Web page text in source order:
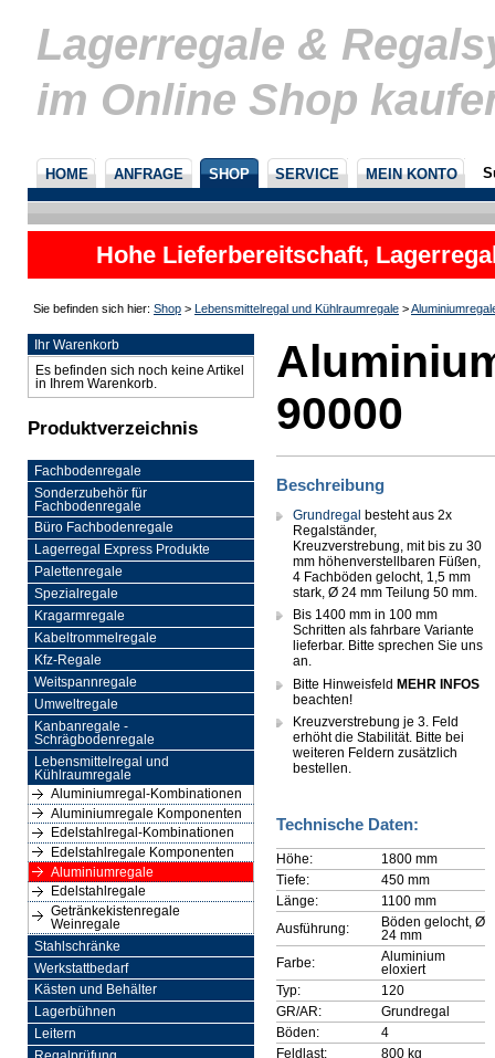
Lagerregale &
im Online Shop
HOME ANFRAGE SHOP SERVICE MEIN KONTO
Hohe Lieferbereitschaft,
nicht
Sie befinden sich hier: Shop > Lebensmittelregal und Kühlraumregale >
Ihr Warenkorb
Es befinden sich noch keine Artikel
in Ihrem Warenkorb.
Produktverzeichnis
Fachbodenregale
Sonderzubehör für
Fachbodenregale
Büro Fachbodenregale
Lagerregal Express Produkte
Palettenregale
Spezialregale
Kragarmregale
Kabeltrommelregale
Kfz-Regale
Weitspannregale
Umweltregale
Kanbanregale -
Schrägbodenregale
Lebensmittelregal und
Kühlraumregale
Aluminiumregal-Kombinationen
Aluminiumregale Komponenten
Edelstahlregal-Kombinationen
Edelstahlregale Komponenten
Aluminiumregale
Edelstahlregale
Getränkekistenregale
Weinregale
Stahlschränke
Werkstattbedarf
Kästen und Behälter
Lagerbühnen
Leitern
90000
Beschreibung
Grundregal besteht aus 2x
Regalständer,
Kreuzverstrebung, mit bis zu 30
mm höhenverstellbaren Füßen,
4 Fachböden gelocht, 1,5 mm
stark, Ø 24 mm Teilung 50 mm.
Bis 1400 mm in 100 mm
Schritten als fahrbare Variante
lieferbar. Bitte sprechen Sie uns
an.
Bitte Hinweisfeld MEHR INFOS
beachten!
Kreuzverstrebung je 3. Feld
erhöht die Stabilität. Bitte bei
weiteren Feldern zusätzlich
bestellen.
Technische Daten:
Höhe:
1800 mm
Tiefe:
450 mm
Länge:
1100 mm
Ausführung:
Böden gelocht, Ø
24 mm
Farbe:
Aluminium
eloxiert
Typ:
120
GR/AR:
Grundregal
Böden:
4
Feldlast:
800 kg